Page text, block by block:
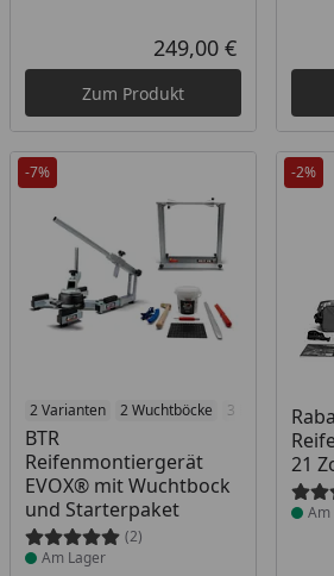
Aktueller
249,00 €
Zum Produkt
-7%
2 Varianten 2 Wuchtböcke 3 Montagehilfen
BTR
Reifenmontiergerät
EVOX® mit Wuchtbock
und Starterpaket
(2)
Produkt am Lager
Am Lager
-2%
21
Am